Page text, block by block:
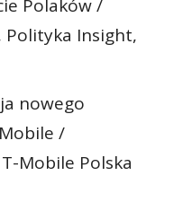
Polaków /
Polityka Insight,
nowego
/
Mobile Polska